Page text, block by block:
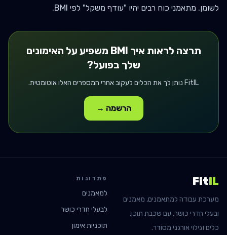
לשומן. מתאמני כוח רבים יהיו "עודף משקל" לפי BMI.
תרצה לראות איך BMI משפיע על האימונים
שלך בפועל?
FitIL נותן לך את הכלים לעקוב אחרי המספרים האלו אוטומטית.
הרשמה →
FitIL
מערכת עבודה למתאמנים, מאמנים
ובעלי חדרי כושר, עם שכבת תוכן,
כלים וגילוי אורגני מסודר.
פתרונות
למאמנים
לבעלי חדרי כושר
תוכניות אימון